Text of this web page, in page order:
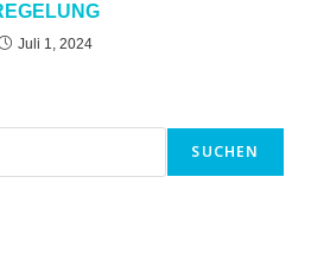
Juli 1, 2024
SUCHEN